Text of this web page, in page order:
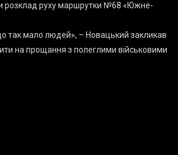
розклад руху маршрутки №68 «Южне-
так мало людей», – Новацький закликав
на прощання з полеглими військовими